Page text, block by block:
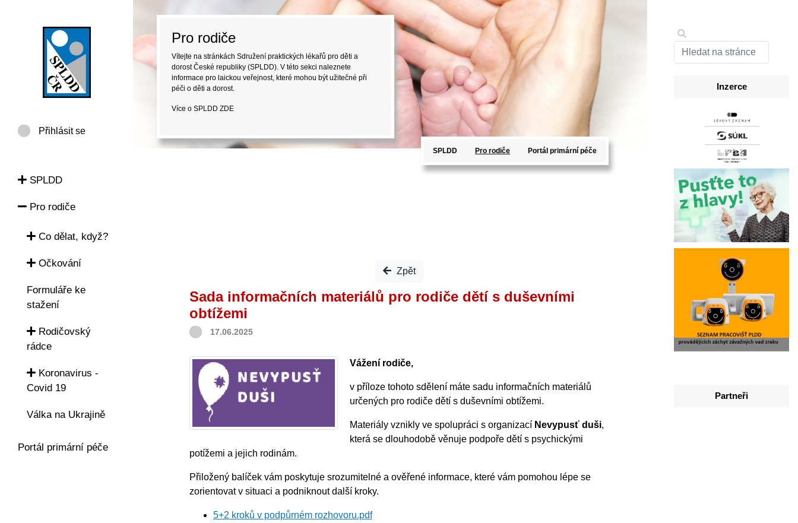
Přihlásit se
SPLDD
Pro rodiče
Co dělat, když?
Očkování
Formuláře ke
stažení
Rodičovský
rádce
Koronavirus -
Covid 19
Válka na Ukrajině
Portál primární péče
Pro rodiče
Vítejte na stránkách Sdružení praktických lékařů pro děti a
dorost České republiky (SPLDD). V této sekci naleznete
informace pro laickou veřejnost, které mohou být užitečné při
péči o děti a dorost.
Více o SPLDD ZDE
SPLDD Pro rodiče Portál primární péče
Zpět
Sada informačních materiálů pro rodiče dětí s duševními
obtížemi
17.06.2025
Vážení rodiče,
v příloze tohoto sdělení máte sadu informačních materiálů
určených pro rodiče dětí s duševními obtížemi.
Materiály vznikly ve spolupráci s organizací Nevypusť duši,
která se dlouhodobě věnuje podpoře dětí s psychickými
potížemi a jejich rodinám.
Přiložený balíček vám poskytuje srozumitelné a ověřené informace, které vám pomohou lépe se
zorientovat v situaci a podniknout další kroky.
5+2 kroků v podpůrném rozhovoru.pdf
Inzerce
Partneři